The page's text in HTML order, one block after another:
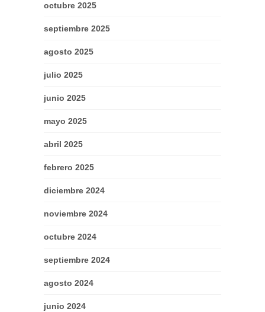
octubre 2025
septiembre 2025
agosto 2025
julio 2025
junio 2025
mayo 2025
abril 2025
febrero 2025
diciembre 2024
noviembre 2024
octubre 2024
septiembre 2024
agosto 2024
junio 2024